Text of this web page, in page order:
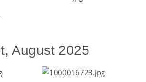
August 2025